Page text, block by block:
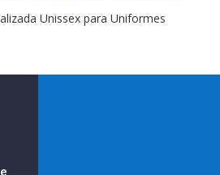
Unissex para Uniformes